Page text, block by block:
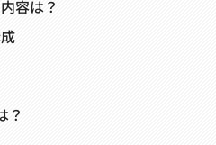
容は？
？